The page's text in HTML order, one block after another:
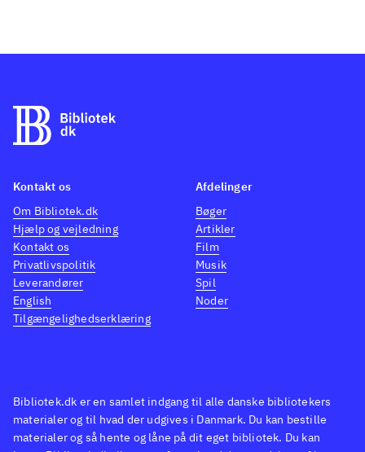
Bibliotek.dk er en samlet indgang til alle danske bibliotekers
materialer og til hvad der udgives i Danmark. Du kan bestille
materialer og så hente og låne på dit eget bibliotek. Du kan
Kontakt os
Om Bibliotek.dk
Hjælp og vejledning
Kontakt os
Privatlivspolitik
Leverandører
English
Tilgængelighedserklæring
Afdelinger
Bøger
Artikler
Film
Musik
Spil
Noder